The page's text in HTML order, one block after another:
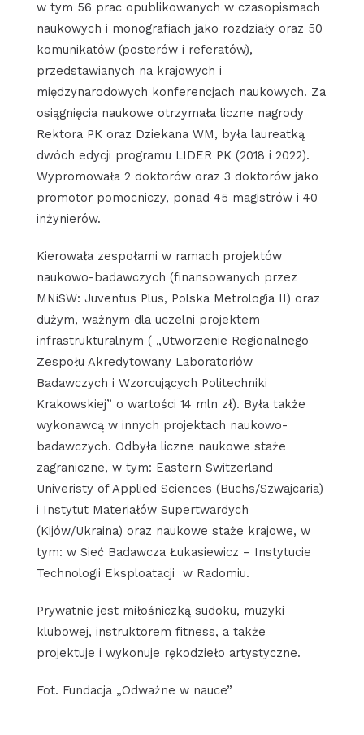
w tym 56 prac opublikowanych w czasopismach
naukowych i monografiach jako rozdziały oraz 50
komunikatów (posterów i referatów),
przedstawianych na krajowych i
międzynarodowych konferencjach naukowych. Za
osiągnięcia naukowe otrzymała liczne nagrody
Rektora PK oraz Dziekana WM, była laureatką
dwóch edycji programu LIDER PK (2018 i 2022).
Wypromowała 2 doktorów oraz 3 doktorów jako
promotor pomocniczy, ponad 45 magistrów i 40
inżynierów.
Kierowała zespołami w ramach projektów
naukowo-badawczych (finansowanych przez
MNiSW: Juventus Plus, Polska Metrologia II) oraz
dużym, ważnym dla uczelni projektem
infrastrukturalnym ( „Utworzenie Regionalnego
Zespołu Akredytowany Laboratoriów
Badawczych i Wzorcujących Politechniki
Krakowskiej” o wartości 14 mln zł). Była także
wykonawcą w innych projektach naukowo-
badawczych. Odbyła liczne naukowe staże
zagraniczne, w tym: Eastern Switzerland
Univeristy of Applied Sciences (Buchs/Szwajcaria)
i Instytut Materiałów Supertwardych
(Kijów/Ukraina) oraz naukowe staże krajowe, w
tym: w Sieć Badawcza Łukasiewicz – Instytucie
Technologii Eksploatacji w Radomiu.
Prywatnie jest miłośniczką sudoku, muzyki
klubowej, instruktorem fitness, a także
projektuje i wykonuje rękodzieło artystyczne.
Fot. Fundacja „Odważne w nauce”